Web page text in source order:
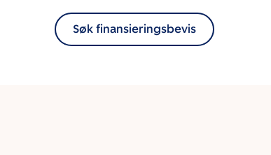
Søk finansieringsbevis